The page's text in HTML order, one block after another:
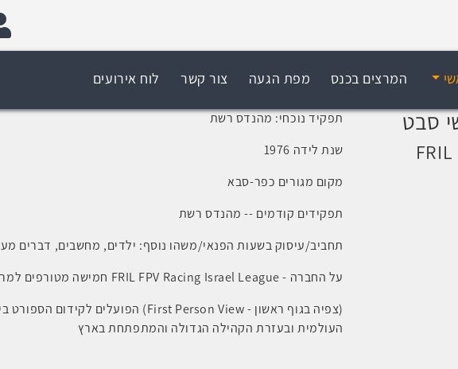
המרצים בכנס מפת הגעה צור קשר לוח אירועים
סבט
FRIL
תפקיד נוכחי: מהנדס רשת
שנת לידה 1976
מקום מגורים כפר-סבא
תפקידים קודמים -- מהנדס רשת
תחביב/עיסוק בשעות הפנאי/משהו נוסף: ילדים, מחשבים, דברים
על החברה - FRIL FPV Racing Israel League חמישה מטורפים למרוצי מיני רחפני צב"ר
העולמית ובעזרת הקהילה הגדולה והמתפתחת בארץ